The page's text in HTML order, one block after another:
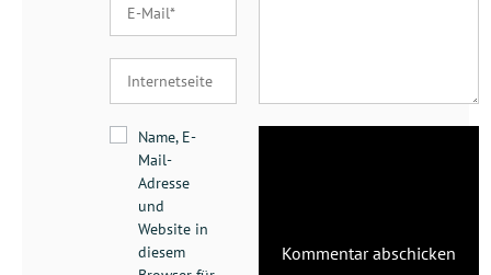
Name, E-
Mail-
Adresse
und
Website in
diesem